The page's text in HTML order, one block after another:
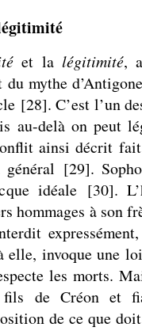
et la légitimité,
mythe
[28]. C’est l’un
au-delà on peut
ainsi décrit
[29].
idéale[30].
hommages à son
elle, invoque une
les morts.
de Créon et
de ce que